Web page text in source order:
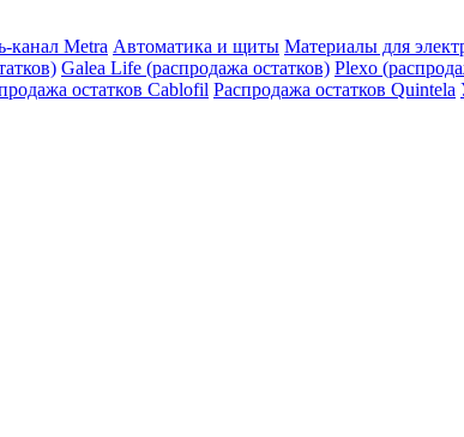
канал Metra Автоматика и щиты Материалы для
Galea Life (распродажа остатков) Plexo
остатков Cablofil Распродажа остатков Quintela